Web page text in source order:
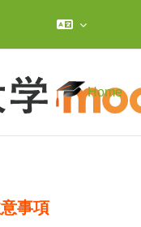
Home
事項